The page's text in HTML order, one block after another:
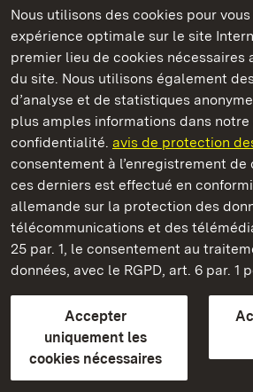
Nous utilisons des cookies pour
expérience optimale sur le site
premier lieu de cookies nécessaires
du site. Nous utilisons également
d’analyse et de statistiques
plus amples informations dans notre
confidentialité. avis de protection
consentement à l’enregistrement de
ces derniers est effectué en
allemande sur la protection des
télécommunications et des
25 par. 1, le consentement au
données, avec le RGPD, art. 6 par. 1
Accepter
uniquement les
cookies nécessaires
Châteaux et jardins publics du
Château-fort d' Alt-Eberstein
Châteaux et jardins publics du
FAQ et réponsesMentions légales
Explications sur l’accessibilité
BITV-konform (geprüfte Seiten)
plus loin
Accueil
Monuments